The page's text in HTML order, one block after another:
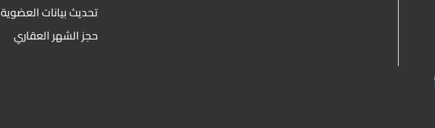
تحديث بيانات العضوية
حجز الشهر العقاري